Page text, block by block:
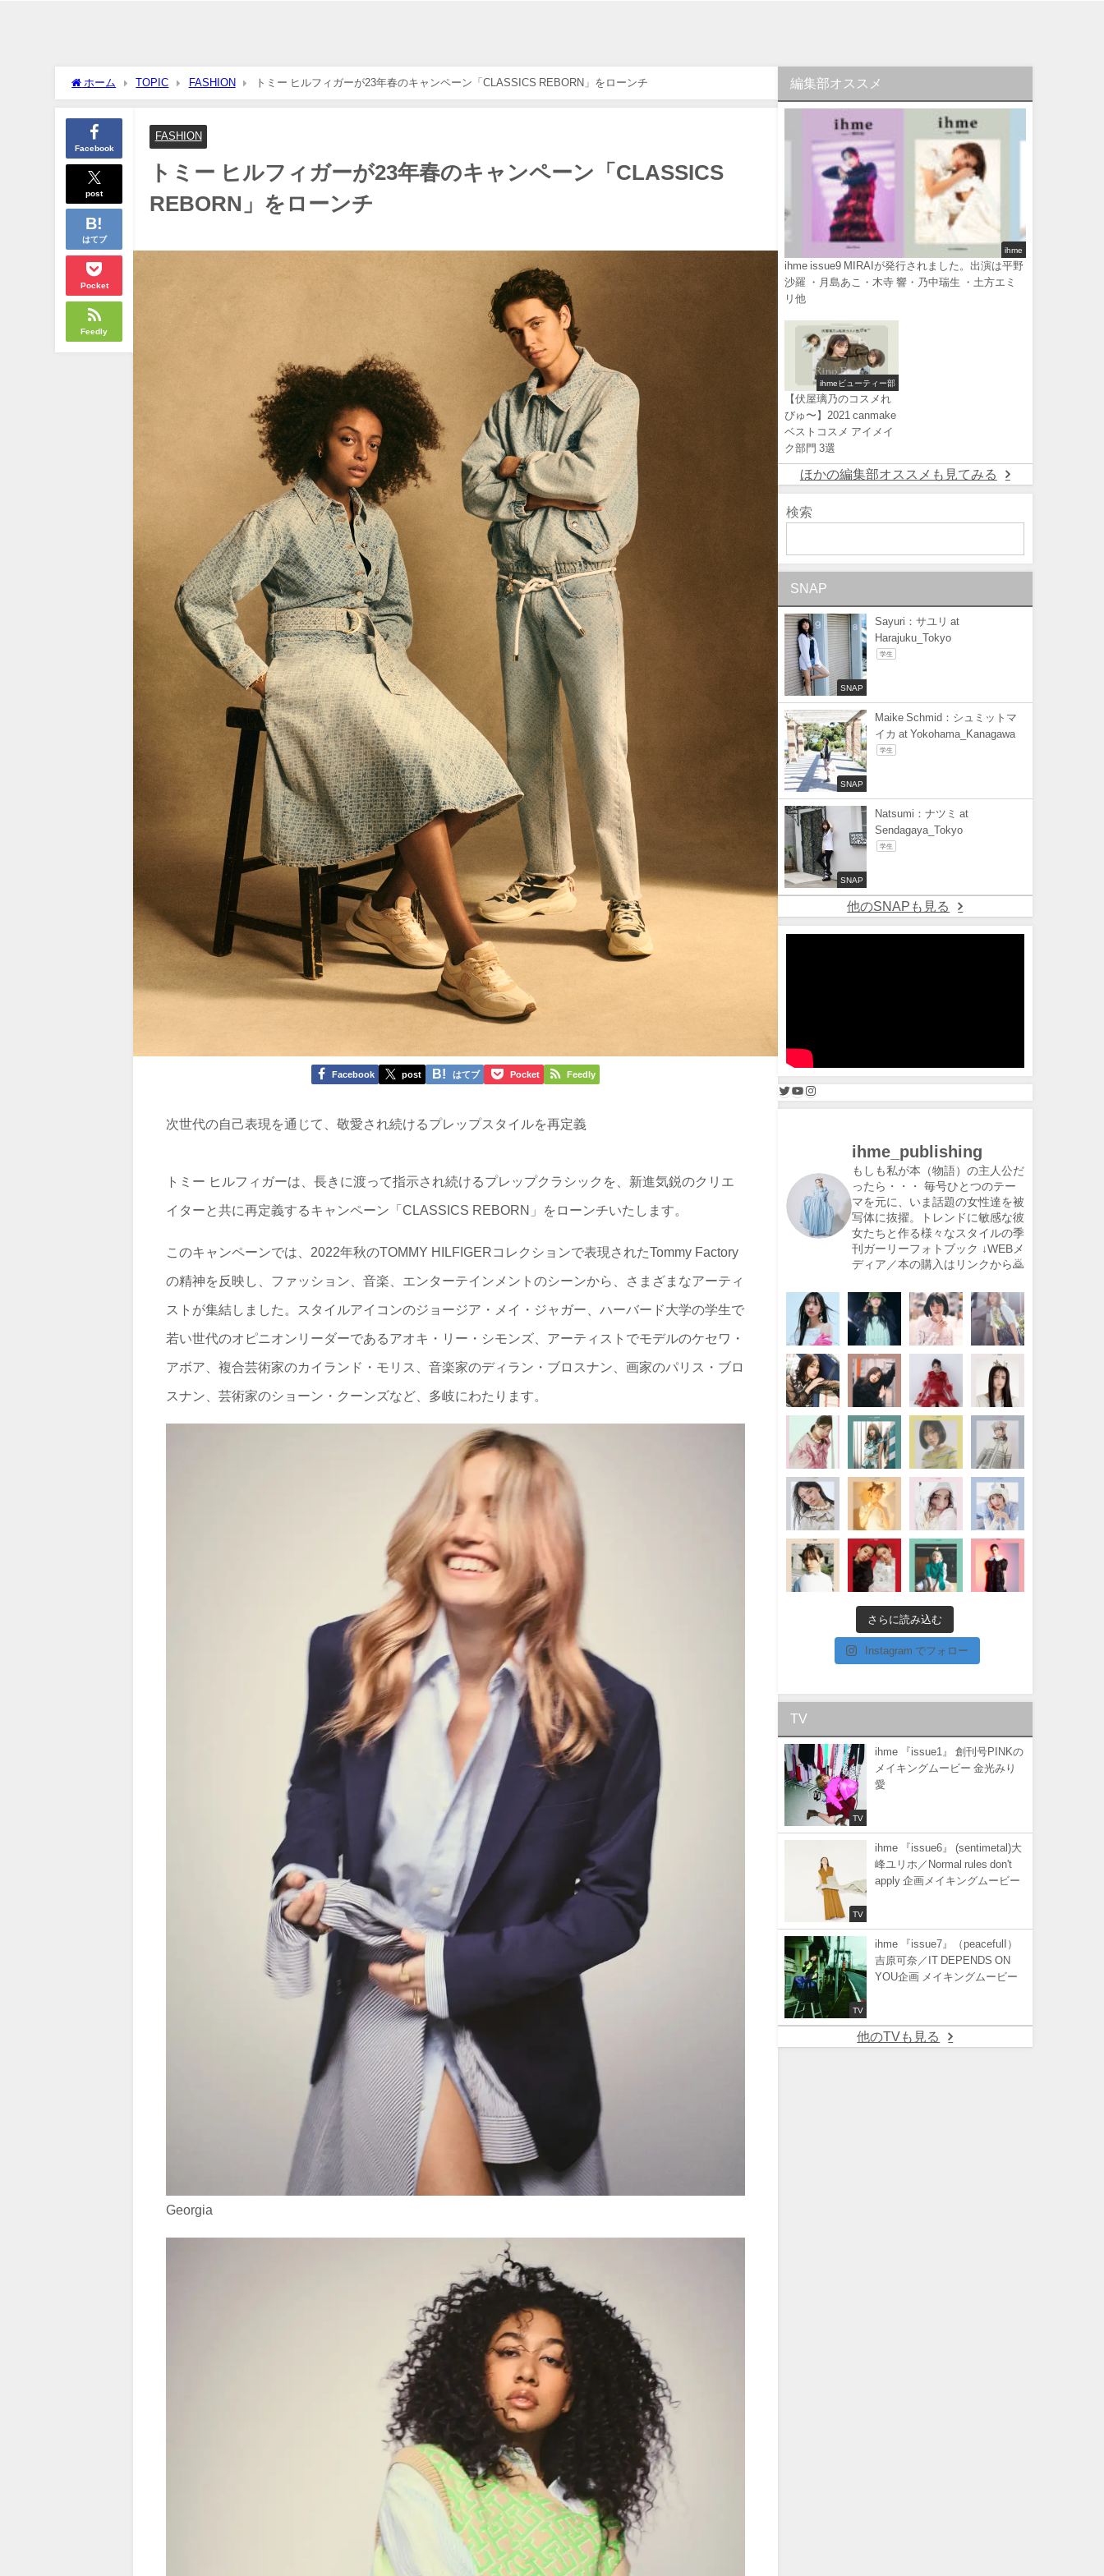
ホーム TOPIC FASHION トミー ヒルフィガーが23年春のキャンペーン「CLASSICS REBORN」をローンチ
Facebook
post
はてブ
Pocket
Feedly
FASHION
トミー ヒルフィガーが23年春のキャンペーン「CLASSICS
REBORN」をローンチ
Facebook post はてブ Pocket Feedly
次世代の自己表現を通じて、敬愛され続けるプレップスタイルを再定義
トミー ヒルフィガーは、長きに渡って指示され続けるプレップクラシックを、新進気鋭のクリエ
イターと共に再定義するキャンペーン「CLASSICS REBORN」をローンチいたします。
このキャンペーンでは、2022年秋のTOMMY HILFIGERコレクションで表現されたTommy Factory
の精神を反映し、ファッション、音楽、エンターテインメントのシーンから、さまざまなアーティ
ストが集結しました。スタイルアイコンのジョージア・メイ・ジャガー、ハーバード大学の学生で
若い世代のオピニオンリーダーであるアオキ・リー・シモンズ、アーティストでモデルのケセワ・
アボア、複合芸術家のカイランド・モリス、音楽家のディラン・ブロスナン、画家のパリス・ブロ
スナン、芸術家のショーン・クーンズなど、多岐にわたります。
Georgia
編集部オススメ
ihme
ihme issue9 MIRAIが発行されました。出演は平野
沙羅 ・月島あこ・木寺 響・乃中瑞生 ・土方エミ
リ他
ihmeビューティー部
【伏屋璃乃のコスメれ
びゅ〜】2021 canmake
ベストコスメ アイメイ
ク部門 3選
ほかの編集部オススメも見てみる
検索
SNAP
SNAP
Sayuri：サユリ at
Harajuku_Tokyo
学生
SNAP
Maike Schmid：シュミットマ
イカ at Yokohama_Kanagawa
学生
SNAP
Natsumi：ナツミ at
Sendagaya_Tokyo
学生
他のSNAPも見る
ihme_publishing
もしも私が本（物語）の主人公だ
ったら・・・
毎号ひとつのテー
マを元に、いま話題の女性達を被
写体に抜擢。トレンドに敏感な彼
女たちと作る様々なスタイルの季
刊ガーリーフォトブック
↓WEBメ
ディア／本の購入はリンクから🙇
さらに読み込む
Instagram でフォロー
TV
TV
ihme 『issue1』 創刊号PINKの
メイキングムービー 金光みり
愛
TV
ihme 『issue6』 (sentimetal)大
峰ユリホ／Normal rules don't
apply 企画メイキングムービー
TV
ihme 『issue7』（peacefulI）
吉原可奈／IT DEPENDS ON
YOU企画 メイキングムービー
他のTVも見る